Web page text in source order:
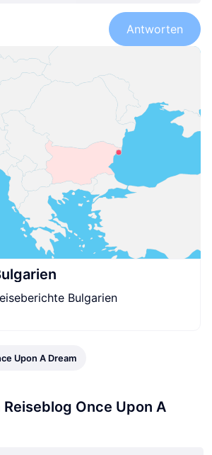
Antworten
Bulgarien
Upon A Dream
Once Upon A